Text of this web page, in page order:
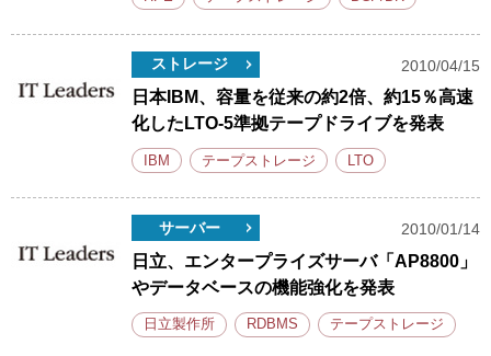
ストレージ 2010/04/15
日本IBM、容量を従来の約2倍、約15％高速
化したLTO-5準拠テープドライブを発表
IBM テープストレージ LTO
サーバー 2010/01/14
日立、エンタープライズサーバ「AP8800」
やデータベースの機能強化を発表
日立製作所 RDBMS テープストレージ